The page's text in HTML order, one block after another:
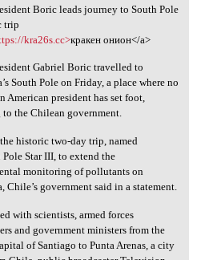
Boric leads
Boric leads journey to South Pole
trip
kra26s.cc>кракен онион</a>
Gabriel Boric travelled to
South Pole on Friday, a place where no
American president has set foot,
to the Chilean government.
historic two-day trip, named
Pole Star III, to extend the
monitoring of pollutants on
Chile’s government said in a statement.
with scientists, armed forces
and government ministers from the
of Santiago to Punta Arenas, a city